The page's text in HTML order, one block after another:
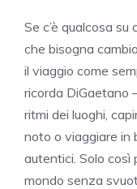
Se c’è qualcosa
che bisogna
il viaggio come
ricorda DiGaetano
ritmi dei luoghi,
noto o viaggiare in
autentici. Solo così
mondo senza